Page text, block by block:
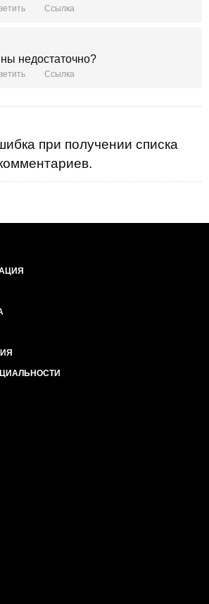
Ссылка
недостаточно?
Ссылка
при получении списка